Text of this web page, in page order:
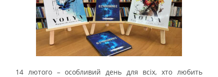
14 лютого – особливий день для всіх, хто любить